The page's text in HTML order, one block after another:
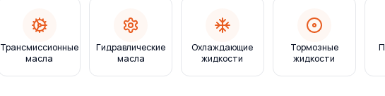
Трансмиссионные
масла
Гидравлические
масла
Охлаждающие
жидкости
Тормозные
жидкости